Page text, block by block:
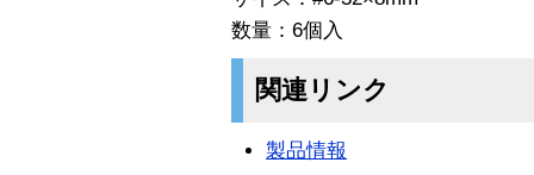
数量：6個入
関連リンク
製品情報